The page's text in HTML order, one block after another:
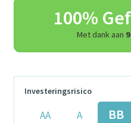
100%
Met dank aan
Investeringsrisico
AA A BB